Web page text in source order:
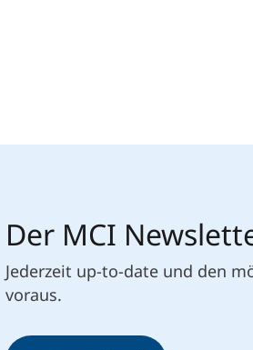
Der MCI
Jederzeit up-to-date und den
voraus.